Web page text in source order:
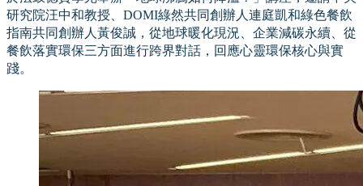
研究院汪中和教授、DOMI綠然共同創辦人連庭凱和綠色餐飲
指南共同創辦人黃俊誠，從地球暖化現況、企業減碳永續、從
餐飲落實環保三方面進行跨界對話，回應心靈環保核心與實
踐。